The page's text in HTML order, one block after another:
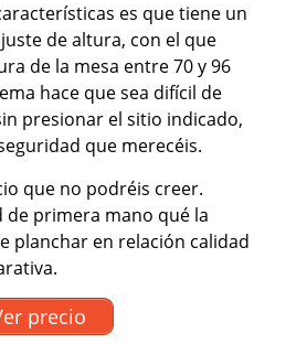
es que tiene un
de altura, con el que
de la mesa entre 70 y 96
hace que sea difícil de
presionar el sitio indicado,
que merecéis.
que no podréis creer.
de primera mano qué la
planchar en relación calidad
precio